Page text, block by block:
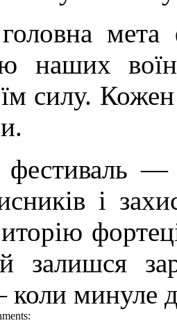
наших
силу.
фестиваль
і
залишся
минуле